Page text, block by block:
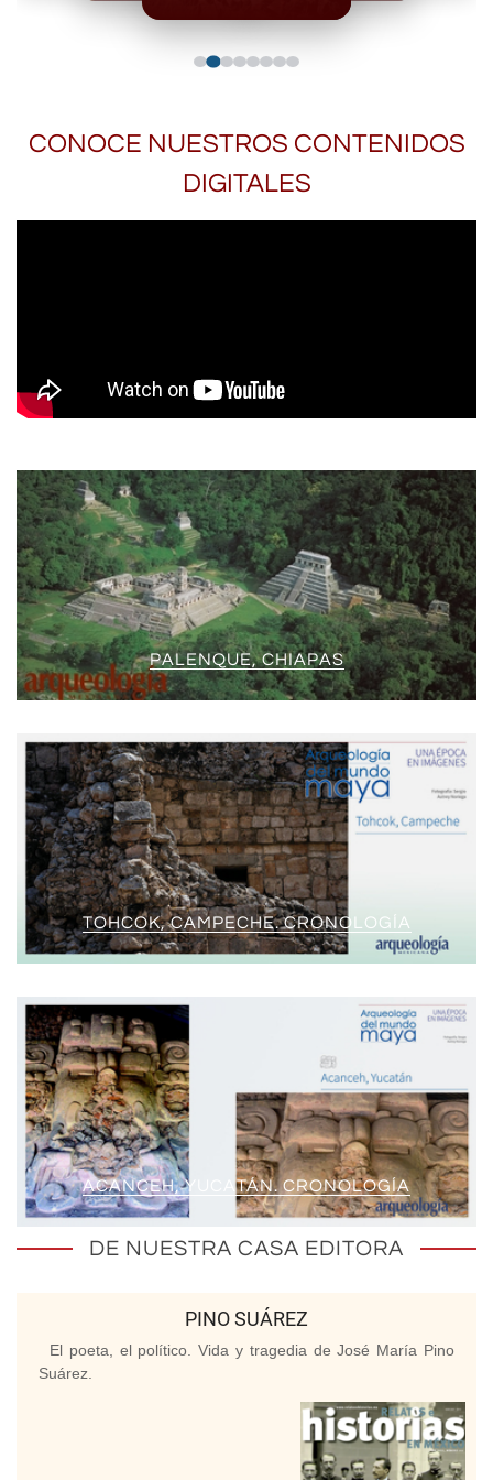
CONOCE NUESTROS CONTENIDOS
DIGITALES
PALENQUE, CHIAPAS
TOHCOK, CAMPECHE. CRONOLOGÍA
ACANCEH, YUCATÁN. CRONOLOGÍA
DE NUESTRA CASA EDITORA
PINO SUÁREZ
El poeta, el político. Vida y tragedia de José María Pino
Suárez.